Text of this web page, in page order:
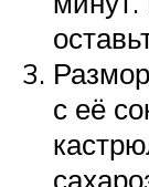
с её